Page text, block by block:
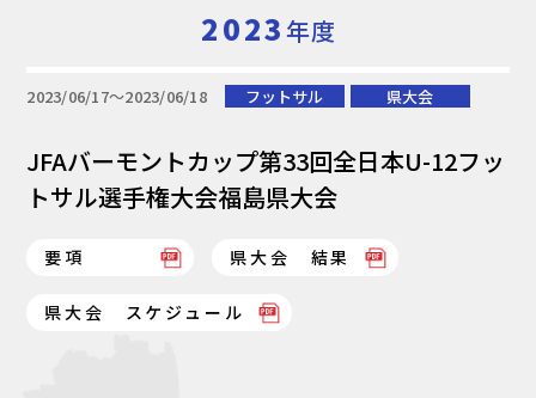
2023年度
2023/06/17〜2023/06/18 フットサル 県大会
JFAバーモントカップ第33回全日本U-12フッ
トサル選手権大会福島県大会
要項 県大会 結果
県大会 スケジュール